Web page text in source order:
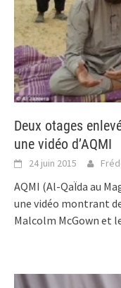
Deux otages
une vidéo d’AQMI
24 juin 2015
AQMI (Al-QaÏda au
une vidéo montrant
Malcolm McGown et